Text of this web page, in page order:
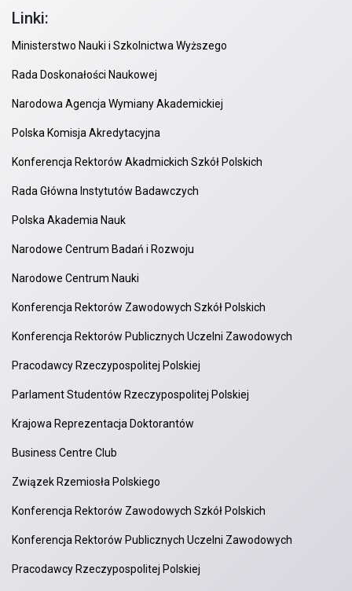
Linki:
Ministerstwo Nauki i Szkolnictwa Wyższego
Rada Doskonałości Naukowej
Narodowa Agencja Wymiany Akademickiej
Polska Komisja Akredytacyjna
Konferencja Rektorów Akadmickich Szkół Polskich
Rada Główna Instytutów Badawczych
Polska Akademia Nauk
Narodowe Centrum Badań i Rozwoju
Narodowe Centrum Nauki
Konferencja Rektorów Zawodowych Szkół Polskich
Konferencja Rektorów Publicznych Uczelni Zawodowych
Pracodawcy Rzeczypospolitej Polskiej
Parlament Studentów Rzeczypospolitej Polskiej
Krajowa Reprezentacja Doktorantów
Business Centre Club
Związek Rzemiosła Polskiego
Konferencja Rektorów Zawodowych Szkół Polskich
Konferencja Rektorów Publicznych Uczelni Zawodowych
Pracodawcy Rzeczypospolitej Polskiej